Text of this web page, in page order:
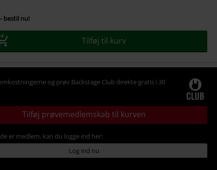
bestil nu!
Tilføj til kurv
og prøv Backstage Club direkte gratis i 30
Tilføj prøvemedlemskab til kurven
er medlem, kan du logge ind her:
Log ind nu